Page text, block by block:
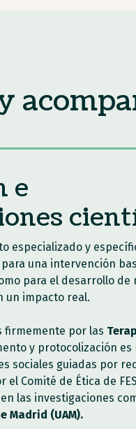
e
especializado y
una intervención
para el desarrollo de
un impacto real.
firmemente por las
y protocolización es
sociales guiadas por
Comité de Ética de
las investigaciones
Madrid (UAM).